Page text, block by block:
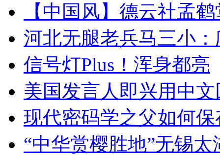
【中国风】德云社孟
河北无腿老兵马三小
信号灯Plus！浑身都亮
美国发言人即兴用中
现代密码学之父如何
“中华赏樱胜地”无锡